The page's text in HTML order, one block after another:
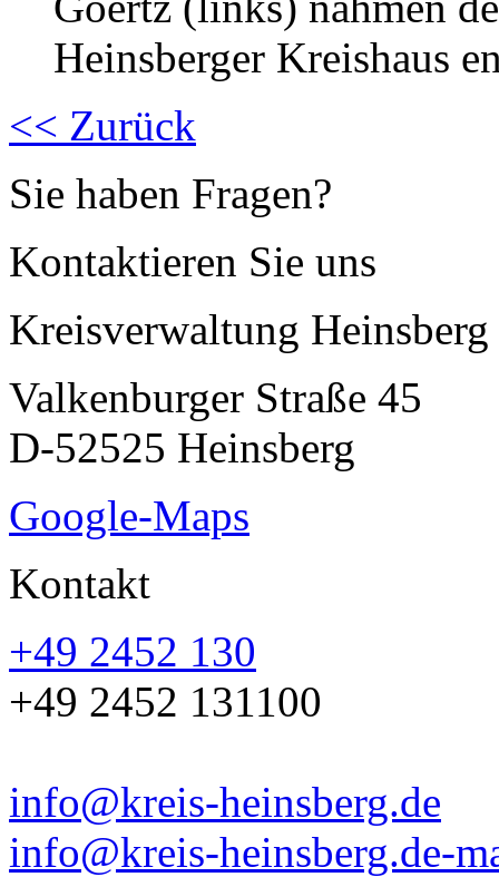
Heinsberger Kreishaus
<< Zurück
Sie haben Fragen?
Kontaktieren Sie uns
Kreisverwaltung Heinsberg
Valkenburger Straße 45
D-52525 Heinsberg
Google-Maps
Kontakt
+49 2452 130
+49 2452 131100
info@kreis-heinsberg.de
info@kreis-heinsberg.de-